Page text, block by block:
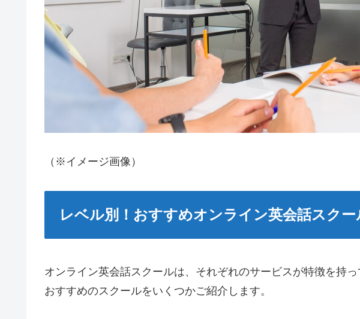
（※イメージ画像）
レベル別！おすすめオンライン英会話スクー
オンライン英会話スクールは、それぞれのサービスが特徴を持
おすすめのスクールをいくつかご紹介します。